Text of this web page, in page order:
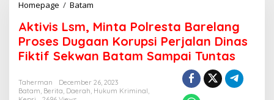
Homepage / Batam
t
i
v
i
L
s
Aktivis Lsm, Minta Polresta Barelang
Proses Dugaan Korupsi Perjalan Dinas
Fiktif Sekwan Batam Sampai Tuntas
Taherman
December 26, 2023
Batam, Berita, Daerah, Hukum Kriminal,